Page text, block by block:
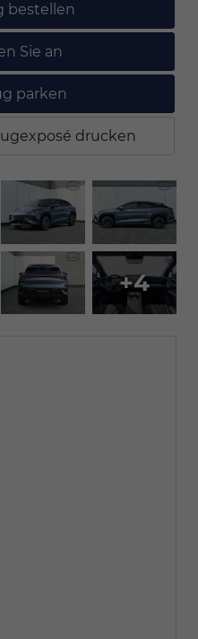
bestellen
Sie an
parken
drucken
+4